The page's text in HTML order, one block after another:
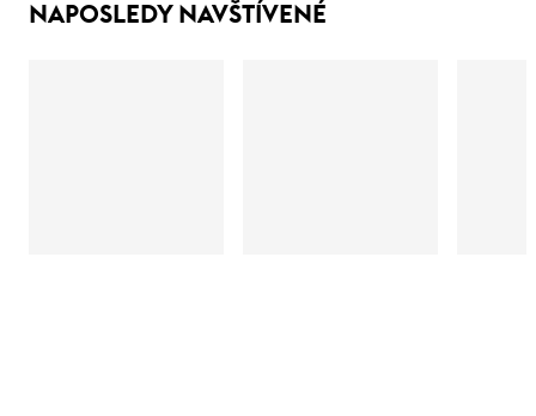
NAPOSLEDY NAVŠTÍVENÉ